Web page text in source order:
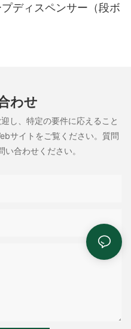
ディスペンサー（段ボ
わせ
し、特定の要件に応えること
サイトをご覧ください。質問
合わせください。